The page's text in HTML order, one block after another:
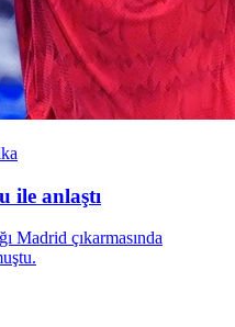
ile anlaştı
Madrid çıkarmasında